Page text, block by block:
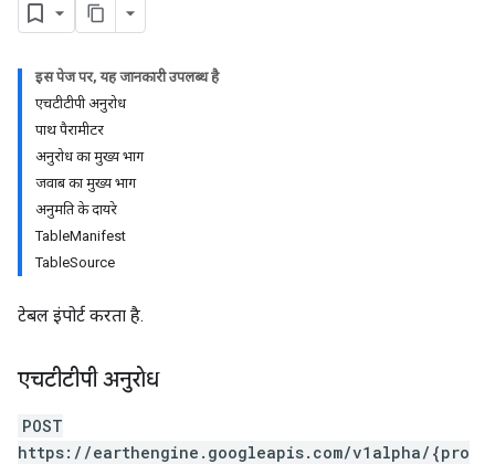
इस पेज पर, यह जानकारी उपलब्ध है
एचटीटीपी अनुरोध
पाथ पैरामीटर
अनुरोध का मुख्य भाग
जवाब का मुख्य भाग
अनुमति के दायरे
TableManifest
TableSource
टेबल इंपोर्ट करता है.
एचटीटीपी अनुरोध
POST
https://earthengine.googleapis.com/v1alpha/{pro